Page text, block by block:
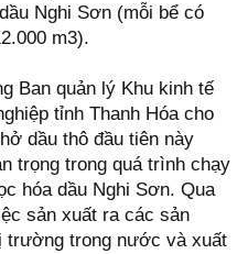
Nghi Sơn (mỗi bể có
m3).
Ban quản lý Khu kinh tế
tỉnh Thanh Hóa cho
dầu thô đầu tiên này
trọng trong quá trình chạy
hóa dầu Nghi Sơn. Qua
sản xuất ra các sản
trường trong nước và xuất